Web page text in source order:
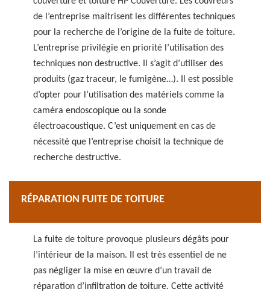
de l’entreprise maitrisent les différentes techniques
pour la recherche de l’origine de la fuite de toiture.
L’entreprise privilégie en priorité l’utilisation des
techniques non destructive. Il s’agit d’utiliser des
produits (gaz traceur, le fumigène…). Il est possible
d’opter pour l‘utilisation des matériels comme la
caméra endoscopique ou la sonde
électroacoustique. C’est uniquement en cas de
nécessité que l’entreprise choisit la technique de
recherche destructive.
RÉPARATION FUITE DE TOITURE
La fuite de toiture provoque plusieurs dégâts pour
l’intérieur de la maison. Il est très essentiel de ne
pas négliger la mise en œuvre d’un travail de
réparation d’infiltration de toiture. Cette activité